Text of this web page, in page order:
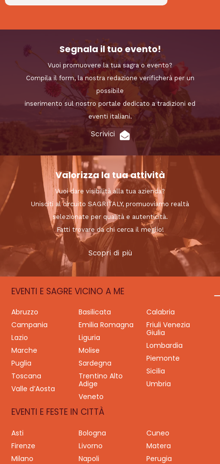
Segnala il tuo evento!
Vuoi promuovere la tua sagra o evento?
Compila il form, la nostra redazione verificherà per un
possibile
inserimento sul nostro portale dedicato a tradizioni ed
eventi italiani.
Scrivici
Valorizza la tua attività
Vuoi dare visibilità alla tua azienda?
Unisciti al circuito SAGRITALY, promuoviamo realtà
selezionate per qualità e autenticità.
Fatti trovare da chi cerca il meglio!
Scopri di più
EVENTI E SAGRE VICINO A ME
Abruzzo Basilicata
Calabria
Campania
Emilia Romagna
Friuli Venezia
Giulia
Lazio
Liguria
Lombardia
Marche
Molise
Piemonte
Puglia
Sardegna
Sicilia
Toscana
Trentino Alto
Adige
Umbria
Valle d’Aosta
Veneto
EVENTI E FESTE IN CITTÀ
Asti Bologna
Cuneo
Firenze
Livorno
Matera
Milano
Napoli
Perugia